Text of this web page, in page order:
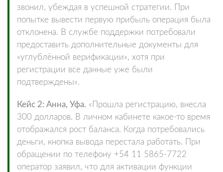
звонил, убеждая в успешной стратегии. При
попытке вывести первую прибыль операция была
отклонена. В службе поддержки потребовали
предоставить дополнительные документы для
«углублённой верификации», хотя при
регистрации все данные уже были
подтверждены».
Кейс 2: Анна, Уфа. «Прошла регистрацию, внесла
300 долларов. В личном кабинете какое-то время
отображался рост баланса. Когда потребовались
деньги, кнопка вывода перестала работать. При
обращении по телефону +54 11 5865-7722
оператор заявил, что для активации функции